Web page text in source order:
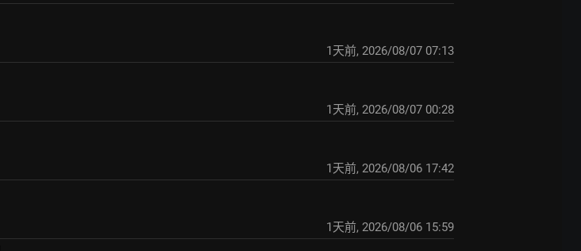
1天前, 2026/08/07 07:13
1天前, 2026/08/07 00:28
1天前, 2026/08/06 17:42
1天前, 2026/08/06 15:59